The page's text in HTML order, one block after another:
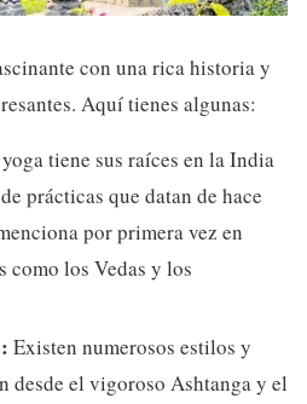
con una rica historia y
Aquí tienes algunas:
tiene sus raíces en la India
prácticas que datan de hace
por primera vez en
como los Vedas y los
Existen numerosos estilos y
desde el vigoroso Ashtanga y el